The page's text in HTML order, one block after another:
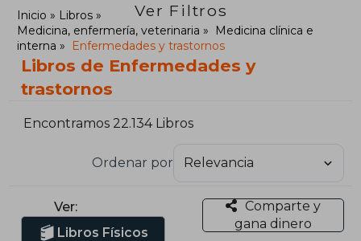
Ver Filtros
Inicio
Libros
Medicina, enfermería, veterinaria
Medicina clínica e
interna
Enfermedades y trastornos
Libros de Enfermedades y
trastornos
Encontramos 22.134 Libros
Ordenar por
Ver:
Libros Físicos
Comparte y
gana dinero